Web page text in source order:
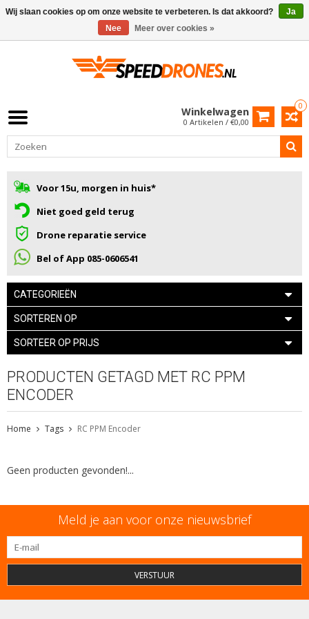
0
Winkelwagen
0 Artikelen / €0,00
Voor 15u, morgen in huis*
Niet goed geld terug
Drone reparatie service
Bel of App 085-0606541
CATEGORIEËN
SORTEREN OP
SORTEER OP PRIJS
PRODUCTEN GETAGD MET RC PPM
ENCODER
Home Tags RC PPM Encoder
Geen producten gevonden!...
Meld je aan voor onze nieuwsbrief
VERSTUUR
Wij slaan cookies op om onze website te verbeteren. Is dat akkoord?
Ja
Nee
Meer over cookies »